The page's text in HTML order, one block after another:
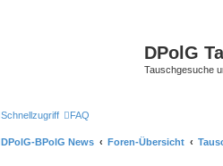
DPolG
Tauschgesuche
Schnellzugriff FAQ
DPolG-BPolG News Foren-Übersicht